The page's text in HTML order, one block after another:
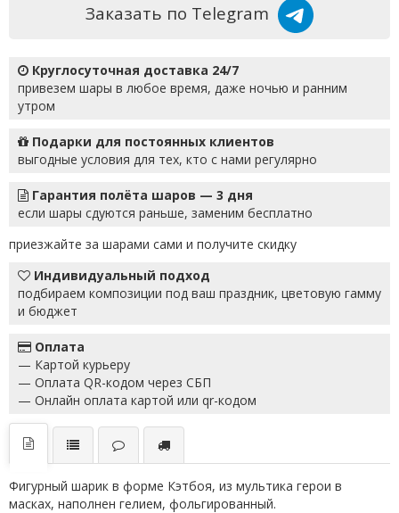
Заказать по Telegram
Круглосуточная доставка 24/7
привезем шары в любое время, даже ночью и ранним
утром
Подарки для постоянных клиентов
выгодные условия для тех, кто с нами регулярно
Гарантия полёта шаров — 3 дня
если шары сдуются раньше, заменим бесплатно
приезжайте за шарами сами и получите скидку
Индивидуальный подход
подбираем композиции под ваш праздник, цветовую гамму
и бюджет
Оплата
— Картой курьеру
— Оплата QR-кодом через СБП
— Онлайн оплата картой или qr-кодом
Фигурный шарик в форме Кэтбоя, из мультика герои в
масках, наполнен гелием, фольгированный.